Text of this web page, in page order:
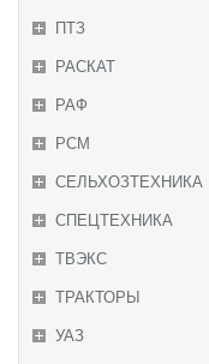
ПТЗ
РАСКАТ
РАФ
РСМ
СЕЛЬХОЗТЕХНИКА
СПЕЦТЕХНИКА
ТВЭКС
ТРАКТОРЫ
УАЗ